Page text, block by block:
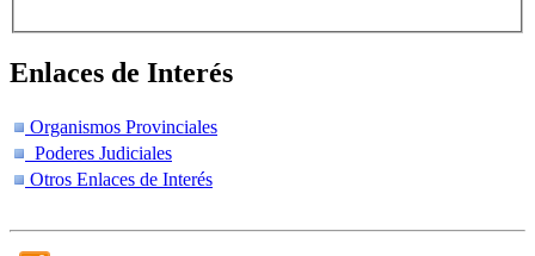
Enlaces de Interés
Organismos Provinciales
Poderes Judiciales
Otros Enlaces de Interés